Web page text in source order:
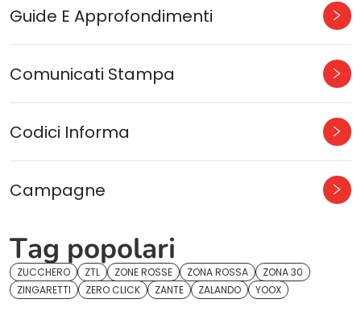
Guide E Approfondimenti
Comunicati Stampa
Codici Informa
Campagne
Tag popolari
ZUCCHERO ZTL ZONE ROSSE ZONA ROSSA
ZONA 30
ZINGARETTI
ZERO CLICK ZANTE ZALANDO YOOX